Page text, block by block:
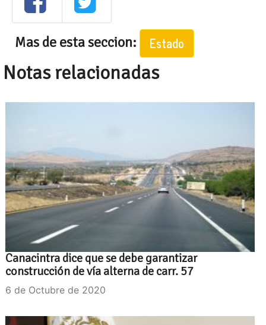
Mas de esta seccion: Estado
Notas relacionadas
Canacintra dice que se debe garantizar
construcción de vía alterna de carr. 57
6 de Octubre de 2020